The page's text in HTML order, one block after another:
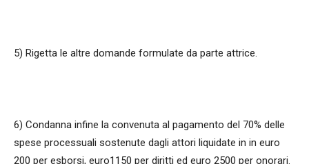
5) Rigetta le altre domande formulate da parte attrice.
6) Condanna infine la convenuta al pagamento del 70% delle
spese processuali sostenute dagli attori liquidate in in euro
200 per esborsi, euro1150 per diritti ed euro 2500 per onorari.